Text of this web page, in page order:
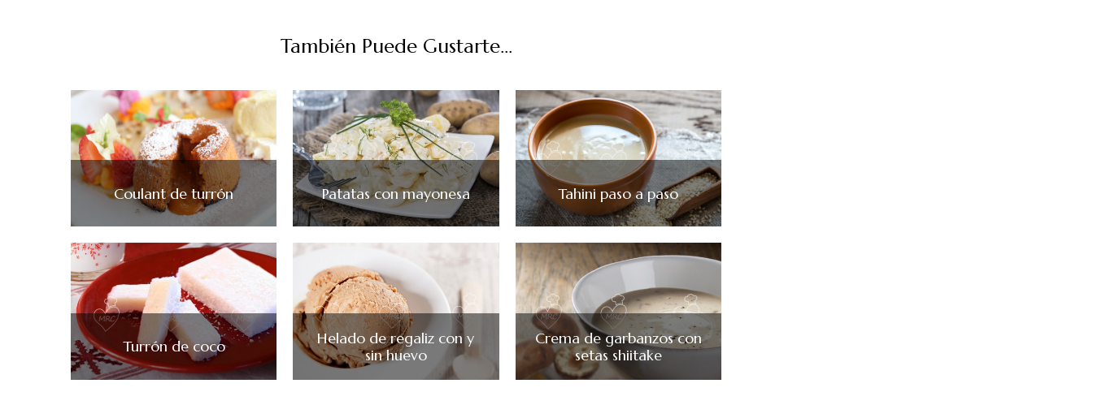
También Puede Gustarte...
Coulant de turrón Patatas con mayonesa Tahini paso a paso
Turrón de coco
Helado de regaliz con y
sin huevo
Crema de garbanzos con
setas shiitake